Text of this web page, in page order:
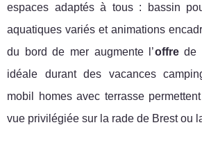
espaces adaptés à tous : bassin
aquatiques variés et animations
du bord de mer augmente l’offrede
idéale durant des vacances
mobil homes avec terrasse
vue privilégiée sur la rade de Brest ou